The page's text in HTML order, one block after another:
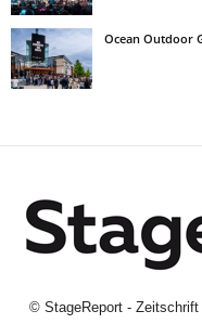
Ocean Outdoor
© StageReport -